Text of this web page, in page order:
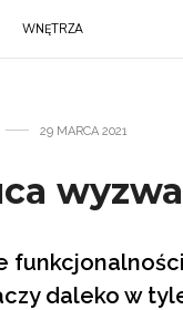
WNĘTRZA
29 MARCA 2021
daleko w